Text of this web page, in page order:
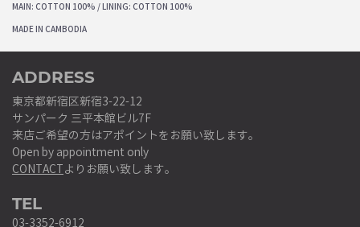
MAIN: COTTON 100% / LINING: COTTON 100%
MADE IN CAMBODIA
ADDRESS
東京都新宿区新宿3-22-12
サンパーク 三平本館ビル7F
来店ご希望の方はアポイントをお願い致します。
Open by appointment only
CONTACTよりお願い致します。
TEL
03-3352-6912